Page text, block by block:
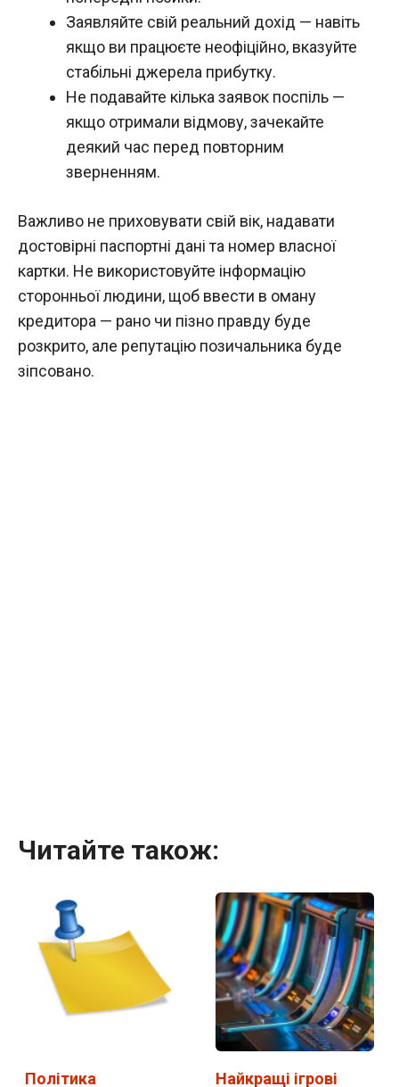
Заявляйте свій реальний дохід — навіть
якщо ви працюєте неофіційно, вказуйте
стабільні джерела прибутку.
Не подавайте кілька заявок поспіль —
якщо отримали відмову, зачекайте
деякий час перед повторним
зверненням.
Важливо не приховувати свій вік, надавати
достовірні паспортні дані та номер власної
картки. Не використовуйте інформацію
сторонньої людини, щоб ввести в оману
кредитора — рано чи пізно правду буде
розкрито, але репутацію позичальника буде
зіпсовано.
Читайте також:
Політика
Найкращі ігрові